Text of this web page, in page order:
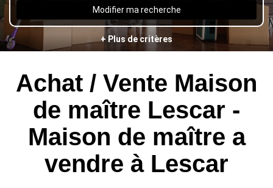
Modifier ma recherche
+ Plus de critères
Achat / Vente Maison
de maître Lescar -
Maison de maître a
vendre à Lescar